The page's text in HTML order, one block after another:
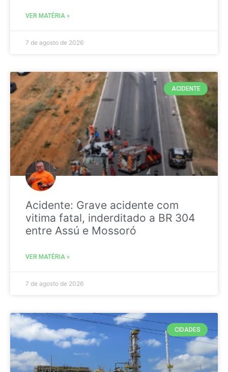
VER MATÉRIA »
7 de agosto de 2026
ACIDENTE
Acidente: Grave acidente com
vitima fatal, inderditado a BR 304
entre Assú e Mossoró
VER MATÉRIA »
7 de agosto de 2026
CIDADES